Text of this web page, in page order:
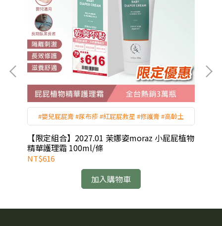
#嬰兒屁屁膏 #尿布疹 #紅屁屁救星 #修護膏 #高齡土
【限定組合】2027.01 茉娜姿moraz 小屁屁植物
精華護理霜 100ml/條
NT$616
加入購物車